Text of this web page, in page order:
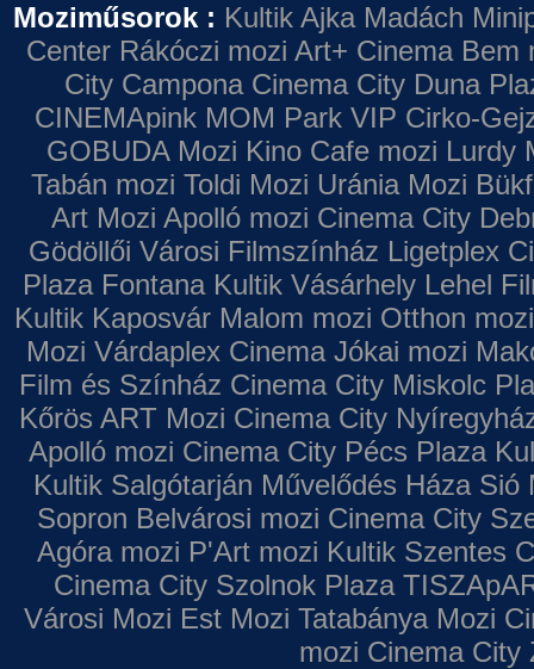
Moziműsorok : Kultik Ajka Madách
Center Rákóczi mozi Art+ Cinema Bem
City Campona Cinema City Duna
CINEMApink MOM Park VIP Cirko-
GOBUDA Mozi Kino Cafe mozi Lurdy
Tabán mozi Toldi Mozi Uránia Mozi
Art Mozi Apolló mozi Cinema City
Gödöllői Városi Filmszínház Ligetplex
Plaza Fontana Kultik Vásárhely Lehel
Kultik Kaposvár Malom mozi Otthon mozi
Mozi Várdaplex Cinema Jókai mozi
Film és Színház Cinema City Miskolc
Kőrös ART Mozi Cinema City
Apolló mozi Cinema City Pécs Plaza
Kultik Salgótarján Művelődés Háza Sió
Sopron Belvárosi mozi Cinema City
Agóra mozi P'Art mozi Kultik Szentes
Cinema City Szolnok Plaza
Városi Mozi Est Mozi Tatabánya Mozi
mozi Cinema City